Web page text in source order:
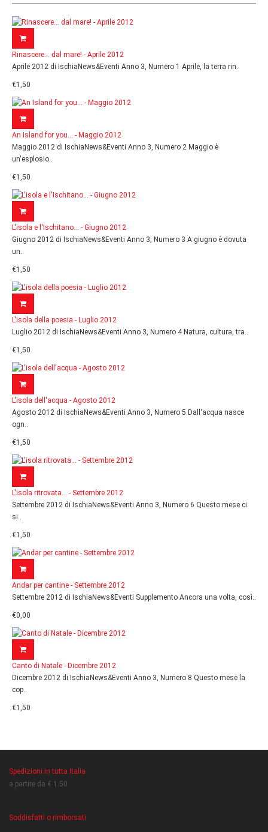
Rinascere... dal mare! - Aprile 2012
Aprile 2012 di IschiaNews&Eventi Anno 3, Numero 1 Aprile, la terra rin..
€1,50
An Island for you... - Maggio 2012
Maggio 2012 di IschiaNews&Eventi Anno 3, Numero 2 Maggio è
un'esplosio..
€1,50
L'isola e l'Ischitano... - Giugno 2012
Giugno 2012 di IschiaNews&Eventi Anno 3, Numero 3 A giugno è dovuta
un..
€1,50
L'isola della poesia - Luglio 2012
Luglio 2012 di IschiaNews&Eventi Anno 3, Numero 4 Natura, cultura, tra..
€1,50
L'isola dell'acqua - Agosto 2012
Agosto 2012 di IschiaNews&Eventi Anno 3, Numero 5 Dall'acqua nasce
ogn..
€1,50
L'isola ritrovata... - Settembre 2012
Settembre 2012 di IschiaNews&Eventi Anno 3, Numero 6 Questo mese ci
si..
€1,50
Andar per cantine - Settembre 2012
Settembre 2012 di IschiaNews&Eventi Supplemento Ancora una volta, così..
€0,00
Canto di Natale - Dicembre 2012
Dicembre 2012 di IschiaNews&Eventi Anno 3, Numero 8 Questo mese la
cop..
€1,50
Spedizioni in tutta Italia
a partire da € 1.50
Soddisfatti o rimborsati